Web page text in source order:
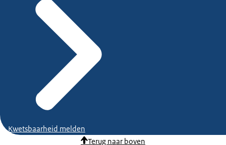
Kwetsbaarheid melden
Terug naar boven